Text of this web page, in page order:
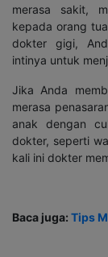
merasa sakit,
kepada orang
dokter gigi,
intinya untuk
Jika Anda
merasa
anak dengan
dokter, seperti
kali ini dokter
Baca juga: Tips